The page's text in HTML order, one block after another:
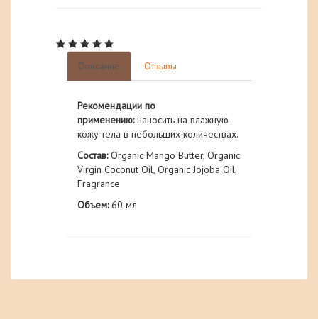
Описание Отзывы
Рекомендации по
применению:наносить на влажную
кожу тела в небольших количествах.
Состав:Organic Mango Butter, Organic
Virgin Coconut Oil, Organic Jojoba Oil,
Fragrance
Объем:60 мл